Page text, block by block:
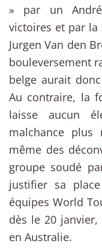
» par un
victoires et par la
Jurgen Van den
bouleversement
belge aurait
Au contraire, la
laisse aucun
malchance plus
même des
groupe soudé
justifier sa
équipes World
dès le 20
en Australie.